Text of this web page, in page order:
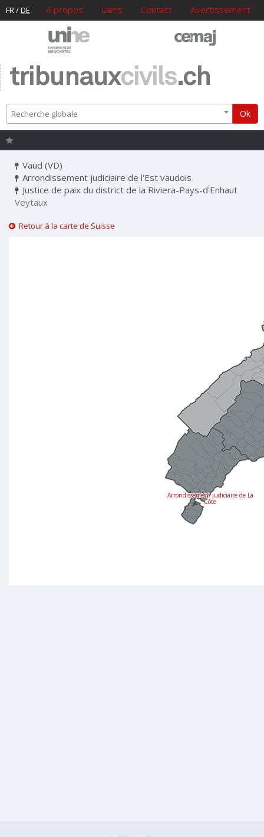
FR/DE A propos Liens Contact Avertissement
tribunauxcivils.ch
Recherche globale Ok
Vaud (VD)
Arrondissement judiciaire de l'Est vaudois
Justice de paix du district de la Riviera-Pays-d'Enhaut
Veytaux
Retour à la carte de Suisse
Arrondissement judiciaire de La
Côte